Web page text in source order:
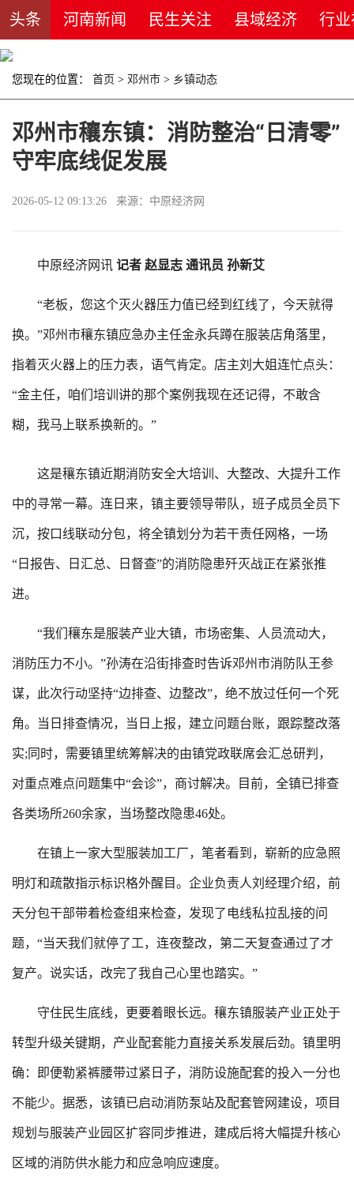
头条 河南新闻 民生关注 县域经济 行
您现在的位置： 首页 > 邓州市 > 乡镇动态
邓州市穰东镇：消防整治“日清零”
守牢底线促发展
2026-05-12 09:13:26 来源：中原经济网
中原经济网讯 记者 赵显志 通讯员 孙新艾
“老板，您这个灭火器压力值已经到红线了，今天就得
换。”邓州市穰东镇应急办主任金永兵蹲在服装店角落里，
指着灭火器上的压力表，语气肯定。店主刘大姐连忙点头：
“金主任，咱们培训讲的那个案例我现在还记得，不敢含
糊，我马上联系换新的。”
这是穰东镇近期消防安全大培训、大整改、大提升工作
中的寻常一幕。连日来，镇主要领导带队，班子成员全员下
沉，按口线联动分包，将全镇划分为若干责任网格，一场
“日报告、日汇总、日督查”的消防隐患歼灭战正在紧张推
进。
“我们穰东是服装产业大镇，市场密集、人员流动大，
消防压力不小。”孙涛在沿街排查时告诉邓州市消防队王参
谋，此次行动坚持“边排查、边整改”，绝不放过任何一个死
角。当日排查情况，当日上报，建立问题台账，跟踪整改落
实;同时，需要镇里统筹解决的由镇党政联席会汇总研判，
对重点难点问题集中“会诊”，商讨解决。目前，全镇已排查
各类场所260余家，当场整改隐患46处。
在镇上一家大型服装加工厂，笔者看到，崭新的应急照
明灯和疏散指示标识格外醒目。企业负责人刘经理介绍，前
天分包干部带着检查组来检查，发现了电线私拉乱接的问
题，“当天我们就停了工，连夜整改，第二天复查通过了才
复产。说实话，改完了我自己心里也踏实。”
守住民生底线，更要着眼长远。穰东镇服装产业正处于
转型升级关键期，产业配套能力直接关系发展后劲。镇里明
确：即便勒紧裤腰带过紧日子，消防设施配套的投入一分也
不能少。据悉，该镇已启动消防泵站及配套管网建设，项目
规划与服装产业园区扩容同步推进，建成后将大幅提升核心
区域的消防供水能力和应急响应速度。